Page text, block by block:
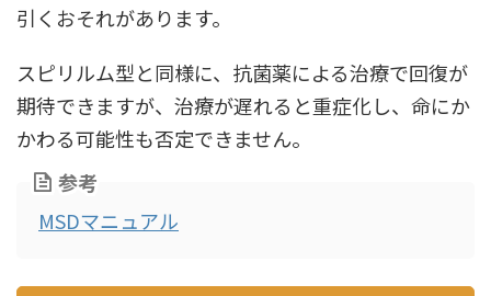
引くおそれがあります。
スピリルム型と同様に、抗菌薬による治療で回復が
期待できますが、治療が遅れると重症化し、命にか
かわる可能性も否定できません。
参考
MSDマニュアル